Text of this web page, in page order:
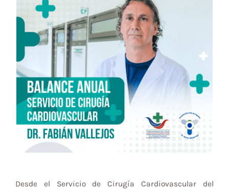
Desde el Servicio de Cirugía Cardiovascular del